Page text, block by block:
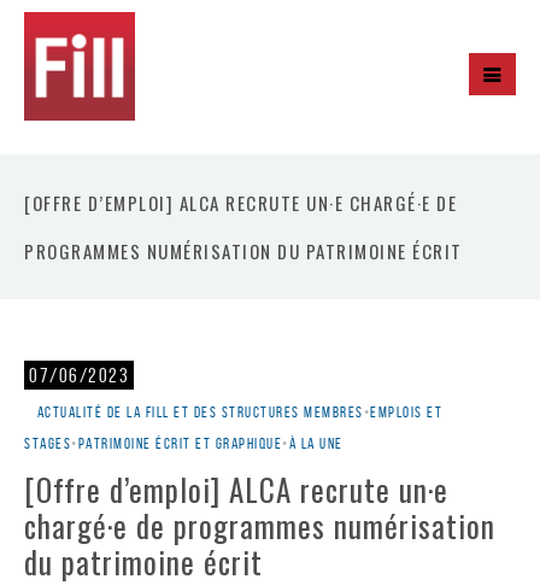
[OFFRE D’EMPLOI] ALCA RECRUTE UN·E CHARGÉ·E DE
PROGRAMMES NUMÉRISATION DU PATRIMOINE ÉCRIT
07/06/2023
Actualité de la Fill et des structures membres •Emplois et
stages•Patrimoine écrit et graphique•À la une
[Offre d’emploi] ALCA recrute un·e
chargé·e de programmes numérisation
du patrimoine écrit